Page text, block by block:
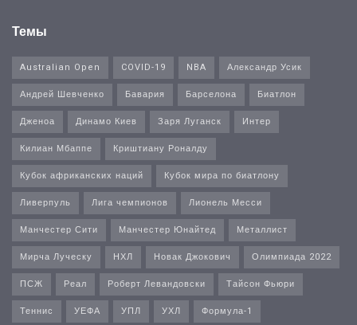
Темы
Australian Open COVID-19 NBA
Александр Усик
Андрей Шевченко
Бавария Барселона
Биатлон
Дженоа
Динамо Киев Заря Луганск
Интер
Килиан Мбаппе
Криштиану Роналду
Кубок африканских наций
Кубок мира по биатлону
Ливерпуль
Лига чемпионов
Лионель Месси
Манчестер Сити
Манчестер Юнайтед
Металлист
Мирча Луческу
НХЛ Новак Джокович
Олимпиада 2022
ПСЖ
Реал Роберт Левандовски
Тайсон Фьюри
Теннис
УЕФА УПЛ УХЛ Формула-1